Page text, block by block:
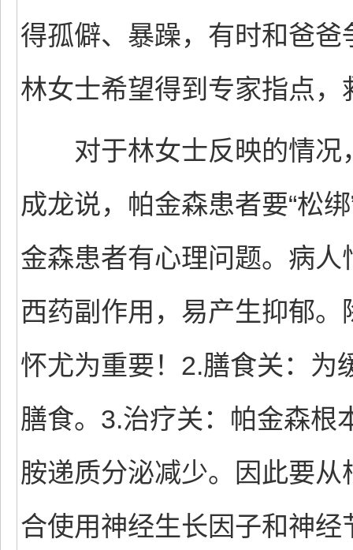
得孤僻、暴躁，有时和爸
林女士希望得到专家指点，
对于林女士反映的情况
成龙说，帕金森患者要“松
金森患者有心理问题。病
西药副作用，易产生抑郁
怀尤为重要！2.膳食关：为
膳食。3.治疗关：帕金森根
胺递质分泌减少。因此要
合使用神经生长因子和神